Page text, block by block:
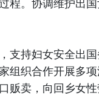
程。协调维护出
支持妇女安全出
组织合作开展多
贩卖，向回乡女